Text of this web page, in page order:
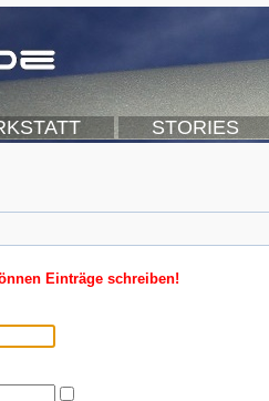
STORIES
Einträge schreiben!